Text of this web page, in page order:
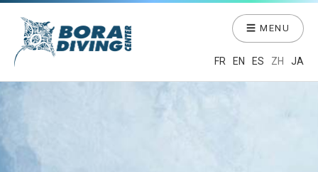
FR EN ES ZH JA
☰ MENU